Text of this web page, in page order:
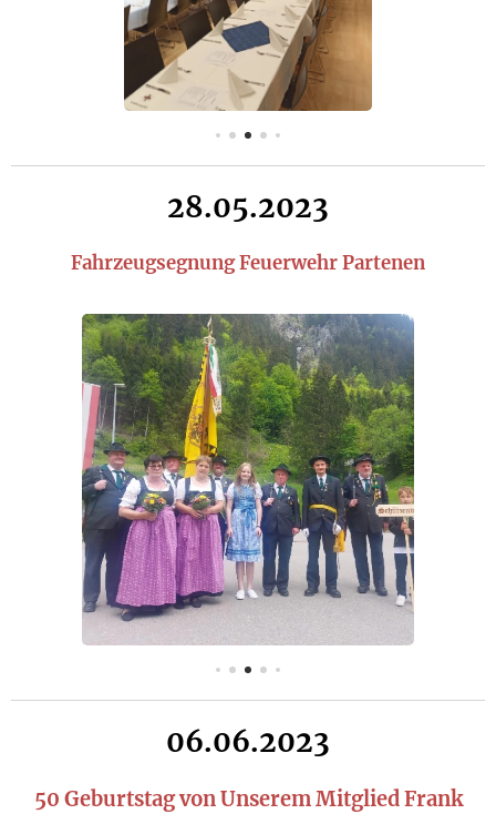
28.05.2023
Fahrzeugsegnung Feuerwehr Partenen
06.06.2023
50 Geburtstag von Unserem Mitglied Frank